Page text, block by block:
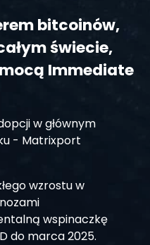
bitcoinów,
świecie,
Immediate
w głównym
- Matrixport
wzrostu w
wspinaczkę
do marca 2025.